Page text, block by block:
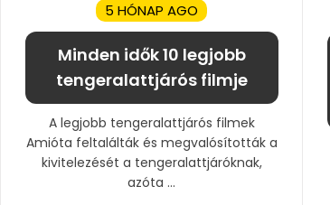
5 HÓNAP AGO
Minden idők 10 legjobb
tengeralattjárós filmje
A legjobb tengeralattjárós filmek
Amióta feltalálták és megvalósították a
kivitelezését a tengeralattjáróknak,
azóta ...